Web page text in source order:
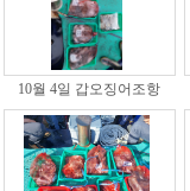
10월 4일 갑오징어조항